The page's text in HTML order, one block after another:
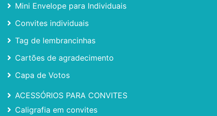
Mini Envelope para Individuais
Convites individuais
Tag de lembrancinhas
Cartões de agradecimento
Capa de Votos
ACESSÓRIOS PARA CONVITES
Caligrafia em convites